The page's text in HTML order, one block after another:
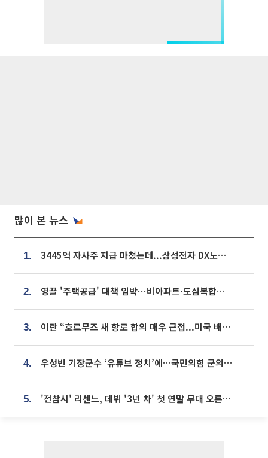
많이 본 뉴스
1. 3445억 자사주 지급 마쳤는데...삼성전자 DX노조, 뒤늦은 '떼쓰기 집회'
2. 영끌 '주택공급' 대책 임박⋯비아파트·도심복합까지 총동원
3. 이란 “호르무즈 새 항로 합의 매우 근접...미국 배상 먼저”
4. 우성빈 기장군수 ‘유튜브 정치’에…국민의힘 군의원들 집단 반발
5. '전참시' 리센느, 데뷔 '3년 차' 첫 연말 무대 오른다⋯"그동안 섭외 안 와"